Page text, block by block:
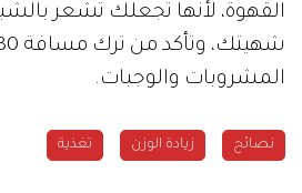
القهوة، لأنها تجعلك تشعر
المشروبات والوجبات.
نصائح زيادة الوزن تغذية